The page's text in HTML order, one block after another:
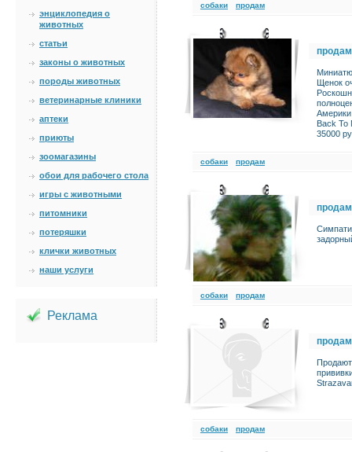
энциклопедия о
животных
статьи
законы о животных
породы животных
ветеринарные клиники
аптеки
приюты
зоомагазины
обои для рабочего стола
игры с животными
питомники
потеряшки
клички животных
наши услуги
Реклама
cобаки продам
продам
Щенок
Back To
35000
cобаки продам
продам
cобаки продам
продам
cобаки продам